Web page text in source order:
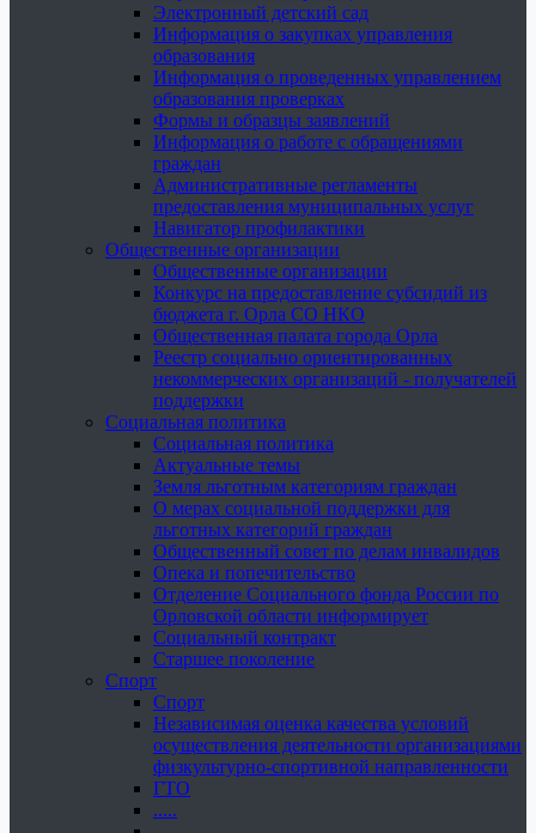
Электронный детский сад
Информация о закупках управления
образования
Информация о проведенных управлением
образования проверках
Формы и образцы заявлений
Информация о работе с обращениями
граждан
Административные регламенты
предоставления муниципальных услуг
Навигатор профилактики
Общественные организации
Общественные организации
Конкурс на предоставление субсидий из
бюджета г. Орла СО НКО
Общественная палата города Орла
Реестр социально ориентированных
некоммерческих организаций - получателей
поддержки
Социальная политика
Социальная политика
Актуальные темы
Земля льготным категориям граждан
О мерах социальной поддержки для
льготных категорий граждан
Общественный совет по делам инвалидов
Опека и попечительство
Отделение Социального фонда России по
Орловской области информирует
Социальный контракт
Старшее поколение
Спорт
Спорт
Независимая оценка качества условий
осуществления деятельности организациями
физкультурно-спортивной направленности
ГТО
.....